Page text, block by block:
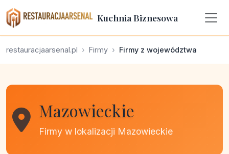
Kuchnia Biznesowa
restauracjaarsenal.pl Firmy Firmy z województwa
Mazowieckie
Firmy w lokalizacji Mazowieckie